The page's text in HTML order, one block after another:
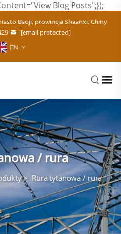
Blog Posts";});
Baoji, prowincja Shaanxi, Chiny
[email protected]
EN
/ rura
> Rura tytanowa / rura